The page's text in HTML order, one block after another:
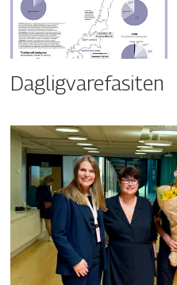
Dagligvarefasiten